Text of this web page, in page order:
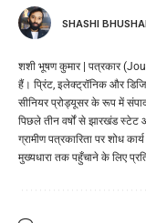
SHASHI
शशी भूषण कुमार | पत्रकार
हैं। प्रिंट, इलेक्ट्रॉनिक और
सीनियर प्रोड्यूसर के रूप में
पिछले तीन वर्षों से झारखंड स्टेट
ग्रामीण पत्रकारिता पर शोध
मुख्यधारा तक पहुँचाने के लिए